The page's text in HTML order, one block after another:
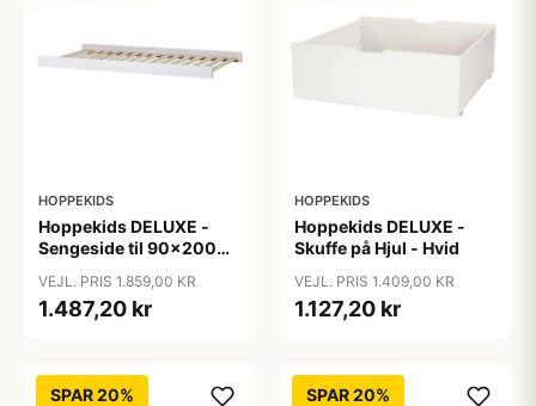
HOPPEKIDS
Hoppekids DELUXE -
Sengeside til 90x200
VEJL. PRIS 1.859,00 KR
1.487,20 kr
HOPPEKIDS
Hoppekids DELUXE -
Skuffe på Hjul - Hvid
VEJL. PRIS 1.409,00 KR
1.127,20 kr
SPAR 20% SPAR 20%